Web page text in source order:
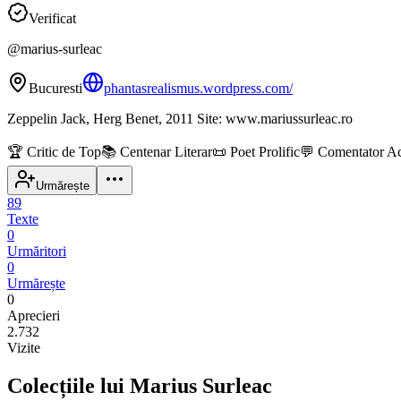
Verificat
@marius-surleac
Bucuresti
phantasrealismus.wordpress.com/
Zeppelin Jack, Herg Benet, 2011 Site: www.mariussurleac.ro
🏆 Critic de Top📚 Centenar Literar📜 Poet Prolific💬 Comentator
Urmărește
89
Texte
0
Urmăritori
0
Urmărește
0
Aprecieri
2.732
Vizite
Colecțiile lui Marius Surleac